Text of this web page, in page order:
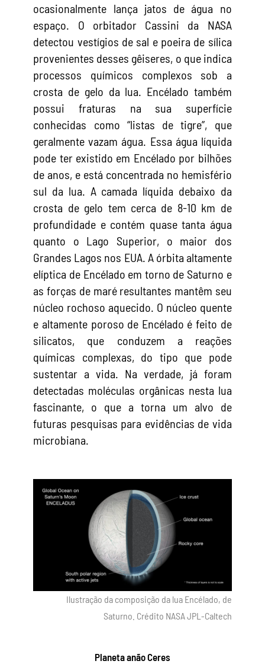
ocasionalmente lança jatos de água no
espaço. O orbitador Cassini da NASA
detectou vestígios de sal e poeira de sílica
provenientes desses gêiseres, o que indica
processos químicos complexos sob a
crosta de gelo da lua. Encélado também
possui fraturas na sua superfície
conhecidas como “listas de tigre”, que
geralmente vazam água. Essa água líquida
pode ter existido em Encélado por bilhões
de anos, e está concentrada no hemisfério
sul da lua. A camada líquida debaixo da
crosta de gelo tem cerca de 8-10 km de
profundidade e contém quase tanta água
quanto o Lago Superior, o maior dos
Grandes Lagos nos EUA. A órbita altamente
elíptica de Encélado em torno de Saturno e
as forças de maré resultantes mantêm seu
núcleo rochoso aquecido. O núcleo quente
e altamente poroso de Encélado é feito de
silicatos, que conduzem a reações
químicas complexas, do tipo que pode
sustentar a vida. Na verdade, já foram
detectadas moléculas orgânicas nesta lua
fascinante, o que a torna um alvo de
futuras pesquisas para evidências de vida
microbiana.
Ilustração da composição da lua Encélado, de
Saturno. Crédito NASA JPL-Caltech
Planeta anão Ceres